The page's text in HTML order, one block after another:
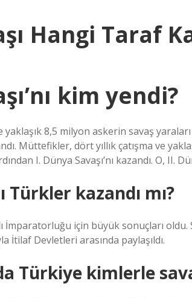
Hangi Taraf
kim yendi?
yaklaşık 8,5 milyon askerin savaş
Müttefikler, dört yıllık çatışma ve
I. Dünya Savaşı’nı kazandı. O, II.
Türkler kazandı mı?
İmparatorluğu için büyük sonuçları
İtilaf Devletleri arasında paylaşıldı.
Türkiye kimlerle